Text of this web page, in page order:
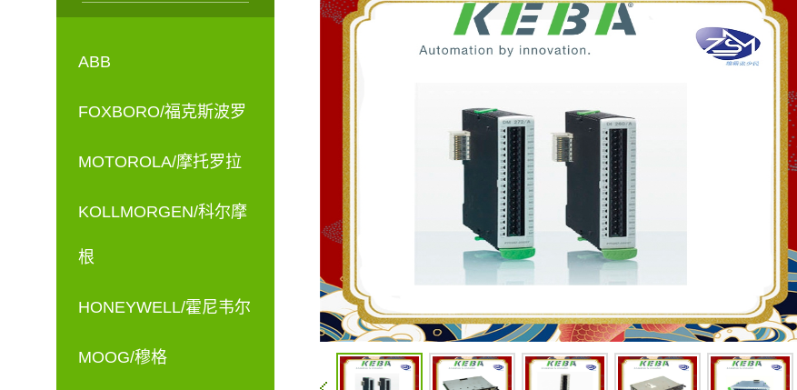
ABB
FOXBORO/福克斯波罗
MOTOROLA/摩托罗拉
KOLLMORGEN/科尔摩
根
HONEYWELL/霍尼韦尔
MOOG/穆格